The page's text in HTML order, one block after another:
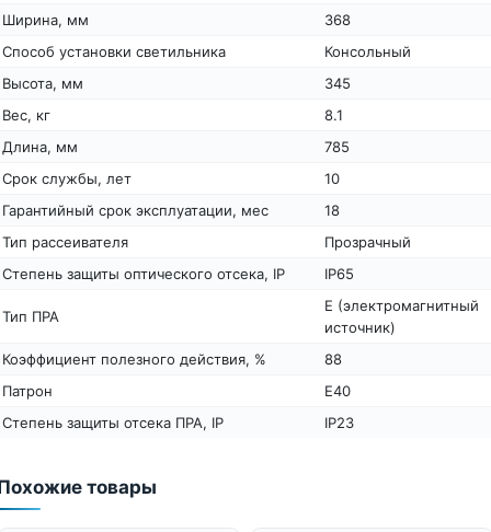
Ширина, мм
368
Способ установки светильника
Консольный
Высота, мм
345
Вес, кг
8.1
Длина, мм
785
Срок службы, лет
10
Гарантийный срок эксплуатации, мес
18
Тип рассеивателя
Прозрачный
Степень защиты оптического отсека, IP
IP65
Тип ПРА
E (электромагнитный
источник)
Коэффициент полезного действия, %
88
Патрон
Е40
Степень защиты отсека ПРА, IP
IP23
товары